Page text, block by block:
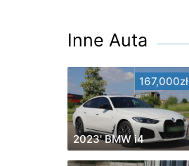
Inne Auta
167,000zł
2023' BMW i4